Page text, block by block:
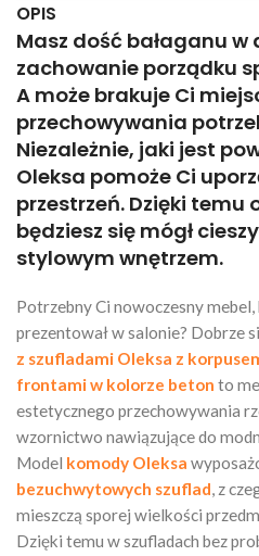
OPIS
Masz dość bałaganu w
zachowanie porządku
A może brakuje Ci
przechowywania
Niezależnie, jaki jest
Oleksa pomoże Ci
przestrzeń. Dzięki temu
będziesz się mógł
stylowym wnętrzem.
Potrzebny Ci nowoczesny
prezentował w salonie? Dobrze
z szufladami Oleksa z
frontami w kolorze beton to
estetycznego przechowywania
wzornictwo nawiązujące do
Model komody Oleksa
bezuchwytowych szuflad, z
mieszczą sporej wielkości
Dzięki temu w szufladach bez